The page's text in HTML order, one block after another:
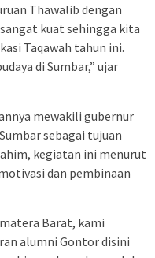
Thawalib dengan
kuat sehingga kita
Taqawah tahun ini.
di Sumbar,” ujar
mewakili gubernur
sebagai tujuan
kegiatan ini menurut
dan pembinaan
Barat, kami
alumni Gontor disini